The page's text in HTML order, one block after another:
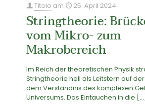
Titolo am 25. April 2024
Stringtheorie:
vom Mikro- zum
Makrobereich
Im Reich der theoretischen Physik
Stringtheorie hell als Leitstern auf
dem Verständnis des komplexen
Universums. Das Eintauchen in die […]